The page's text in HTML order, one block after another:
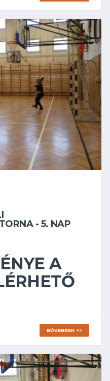
- 5. NAP
A
BŐVEBBEN >>